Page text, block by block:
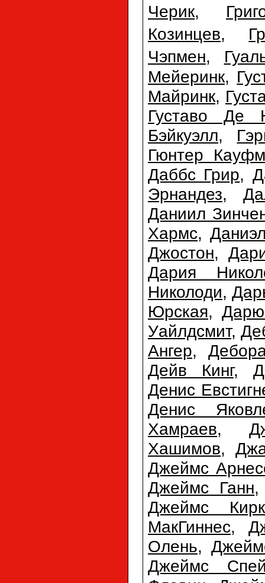
Черик,
Козинцев,
Чэпмен,
Мейеринк,
Майринк,
Густаво Де
Бэйкуэлл,
Гюнтер
Даббс Грир,
Эрнандез,
Даниил
Хармс,
Джостон,
Дария
Николоди,
Юрская,
Уайлдсмит,
Ангер,
Дейв Кинг,
Денис
Денис
Хамраев,
Хашимов,
Джеймс
Джеймс Ганн
Джеймс
МакГиннес,
Олень,
Джеймс